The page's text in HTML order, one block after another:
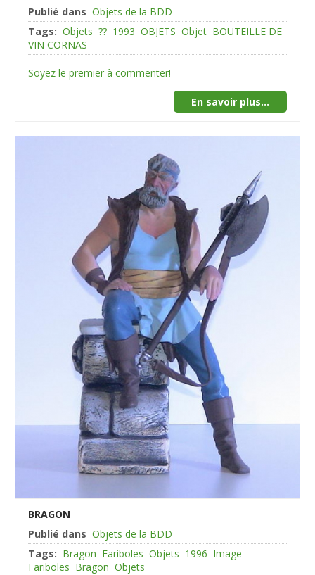
Publié dans Objets de la BDD
Tags: Objets ?? 1993 OBJETS Objet BOUTEILLE DE
VIN CORNAS
Soyez le premier à commenter!
En savoir plus...
BRAGON
Publié dans Objets de la BDD
Tags: Bragon Fariboles Objets 1996 Image
Fariboles Bragon Objets